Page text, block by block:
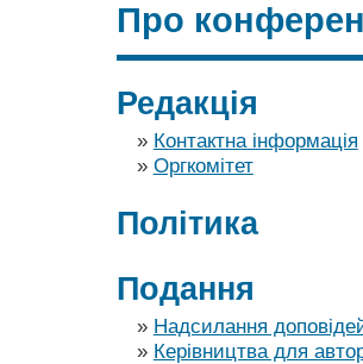
Про
Редакція
» Контактна інформація
» Оргкомітет
Політика
Подання
» Надсилання
» Керівництва для